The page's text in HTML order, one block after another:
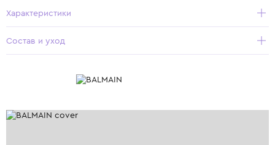
Характеристики
Состав и уход